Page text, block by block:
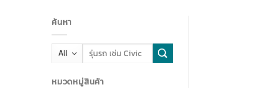
ค้นหา
หมวดหมู่สินค้า